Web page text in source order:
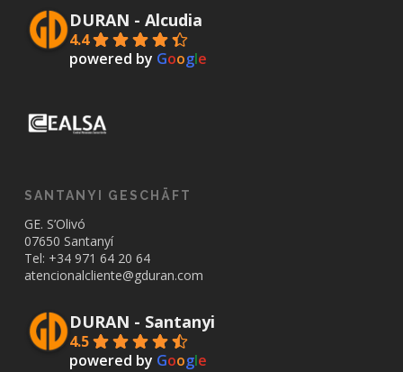
DURAN - Alcudia
4.4
powered by Google
SANTANYI GESCHÄFT
GE. S’Olivó
07650 Santanyí
Tel: +34 971 64 20 64
atencionalcliente@gduran.com
DURAN - Santanyi
4.5
powered by Google